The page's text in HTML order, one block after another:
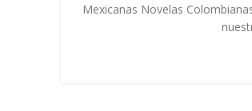
Mexicanas Novelas